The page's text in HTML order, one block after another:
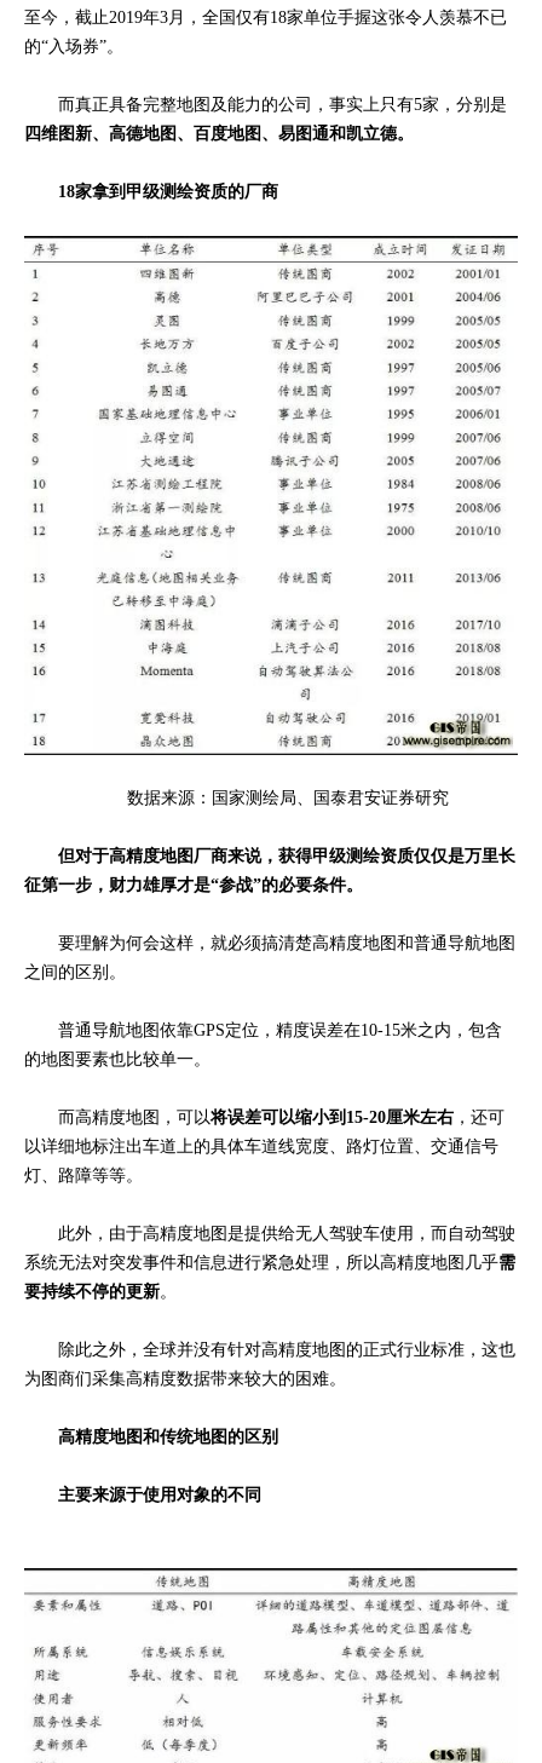
至今，截止2019年3月，全国仅有18家单位手握这张令人羡慕不已
的“入场券”。
而真正具备完整地图及能力的公司，事实上只有5家，分别是
四维图新、高德地图、百度地图、易图通和凯立德。
18家拿到甲级测绘资质的厂商
数据来源：国家测绘局、国泰君安证券研究
但对于高精度地图厂商来说，获得甲级测绘资质仅仅是万里长
征第一步，财力雄厚才是“参战”的必要条件。
要理解为何会这样，就必须搞清楚高精度地图和普通导航地图
之间的区别。
普通导航地图依靠GPS定位，精度误差在10-15米之内，包含
的地图要素也比较单一。
而高精度地图，可以将误差可以缩小到15-20厘米左右 ，还可
以详细地标注出车道上的具体车道线宽度、路灯位置、交通信号
灯、路障等等。
此外，由于高精度地图是提供给无人驾驶车使用，而自动驾驶
系统无法对突发事件和信息进行紧急处理， 所以高精度地图 几乎需
要持续不停的更新。
除此之外，全球并没有针对高精度地图的正式行业标准，这也
为图商们采集高精度数据带来较大的困难。
高精度地图和传统地图的区别
主要来源于使用对象的不同